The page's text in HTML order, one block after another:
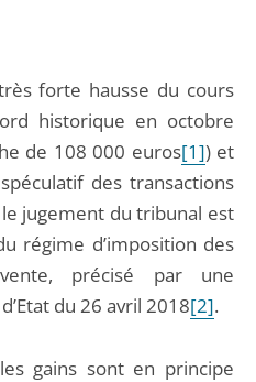
forte hausse du cours
historique en octobre
de 108 000 euros[1]) et
des transactions
jugement du tribunal est
régime d’imposition des
précisé par une
du 26 avril 2018[2].
gains sont en principe